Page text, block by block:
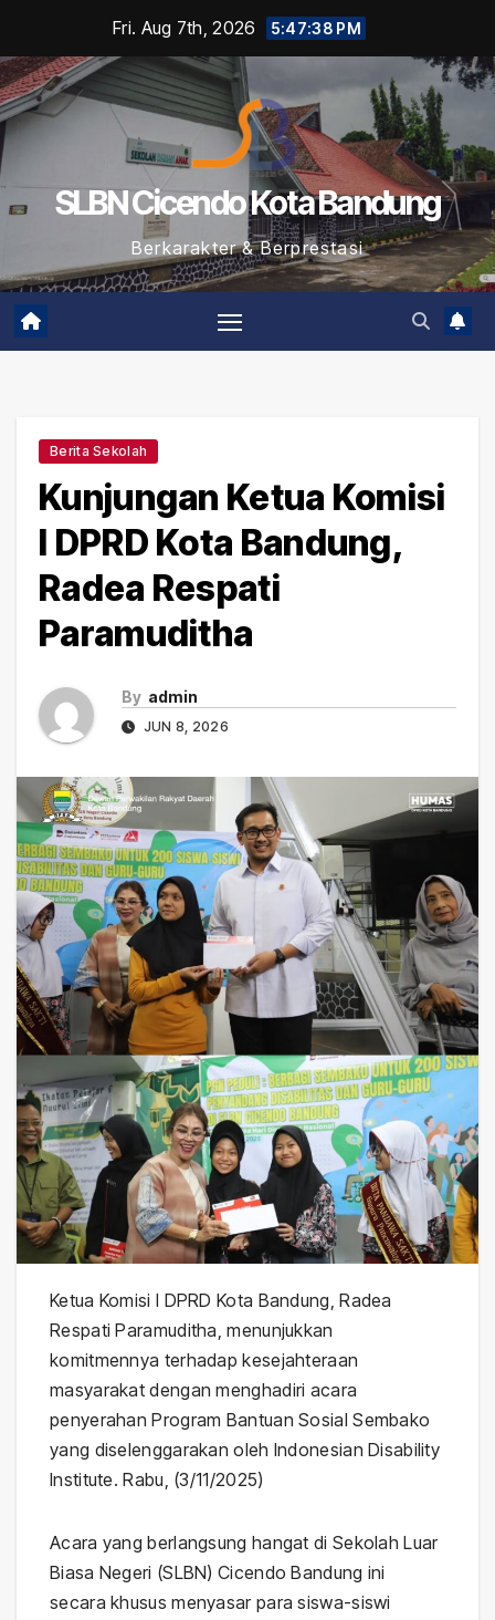
content
Fri. Aug 7th, 2026 5:47:39 PM
SLBN Cicendo Kota Bandung
Berkarakter & Berprestasi
Berita Sekolah
Kunjungan Ketua Komisi
I DPRD Kota Bandung,
Radea Respati
Paramuditha
By admin
JUN 8, 2026
Ketua Komisi I DPRD Kota Bandung, Radea
Respati Paramuditha, menunjukkan
komitmennya terhadap kesejahteraan
masyarakat dengan menghadiri acara
penyerahan Program Bantuan Sosial Sembako
yang diselenggarakan oleh Indonesian Disability
Institute. Rabu, (3/11/2025)
Acara yang berlangsung hangat di Sekolah Luar
Biasa Negeri (SLBN) Cicendo Bandung ini
secara khusus menyasar para siswa-siswi